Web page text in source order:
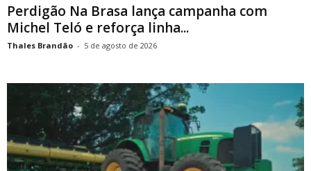
Perdigão Na Brasa lança campanha com
Michel Teló e reforça linha...
Thales Brandão - 5 de agosto de 2026